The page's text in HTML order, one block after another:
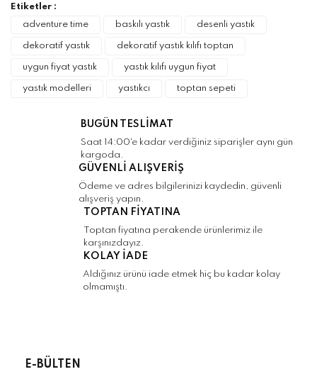
Görüş ve önerileriniz için teşekkür ederiz.
Ürün resmi kalitesiz, bozuk veya
görüntülenemiyor.
Ürün açıklamasında eksik bilgiler bulunuyor.
Ürün bilgilerinde hatalar bulunuyor.
Gönder
Etiketler :
adventure time
baskılı yastık desenli yastık
dekoratif yastık dekoratif yastık kılıfı toptan
uygun fiyat yastık yastık kılıfı uygun fiyat
yastık modelleri yastıkcı toptan sepeti
BUGÜN TESLİMAT
Saat 14:00'e kadar verdiğiniz siparişler aynı gün
kargoda.
GÜVENLİ ALIŞVERİŞ
Ödeme ve adres bilgilerinizi kaydedin, güvenli
alışveriş yapın.
TOPTAN FİYATINA
Toptan fiyatına perakende ürünlerimiz ile
karşınızdayız.
KOLAY İADE
Aldığınız ürünü iade etmek hiç bu kadar kolay
olmamıştı.
E-BÜLTEN